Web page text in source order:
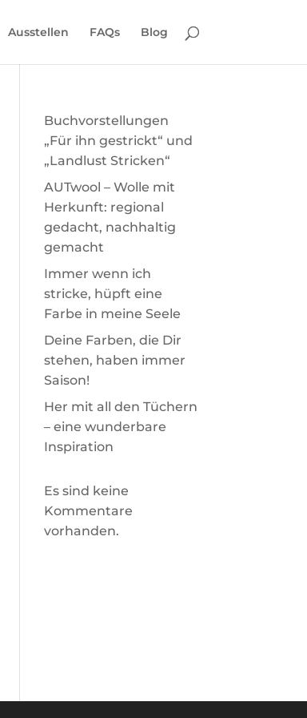
Ausstellen FAQs Blog
Buchvorstellungen
„Für ihn gestrickt“ und
„Landlust Stricken“
AUTwool – Wolle mit
Herkunft: regional
gedacht, nachhaltig
gemacht
Immer wenn ich
stricke, hüpft eine
Farbe in meine Seele
Deine Farben, die Dir
stehen, haben immer
Saison!
Her mit all den Tüchern
– eine wunderbare
Inspiration
Es sind keine
Kommentare
vorhanden.